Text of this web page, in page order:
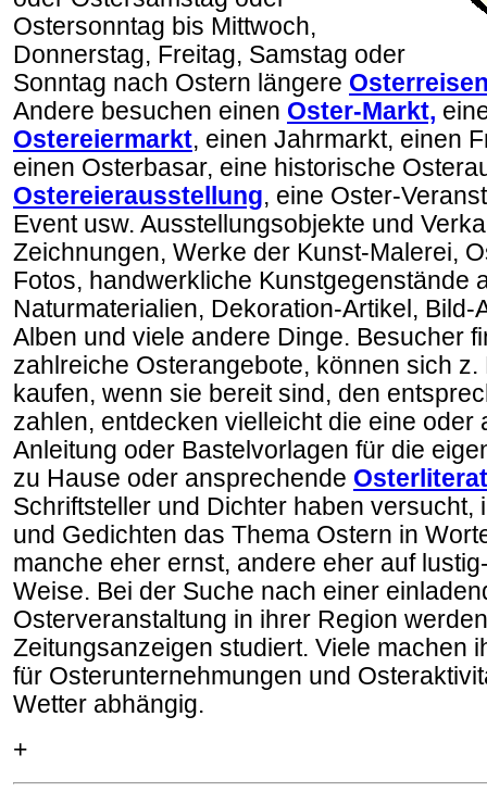
Ostersonntag bis Mittwoch,
Donnerstag, Freitag, Samstag oder
Sonntag nach Ostern längere
Andere besuchen einen Oster-Markt,
Ostereiermarkt, einen Jahrmarkt, einen
einen Osterbasar, eine historische
Ostereierausstellung, eine Oster-
Event usw. Ausstellungsobjekte und
Zeichnungen, Werke der Kunst-Malerei,
Fotos, handwerkliche Kunstgegenstände
Naturmaterialien, Dekoration-Artikel, Bild-
Alben und viele andere Dinge. Besucher
zahlreiche Osterangebote, können sich z.
kaufen, wenn sie bereit sind, den
zahlen, entdecken vielleicht die eine oder
Anleitung oder Bastelvorlagen für die
zu Hause oder ansprechende
Schriftsteller und Dichter haben versucht,
und Gedichten das Thema Ostern in
manche eher ernst, andere eher auf
Weise. Bei der Suche nach einer
Osterveranstaltung in ihrer Region
Zeitungsanzeigen studiert. Viele machen
für Osterunternehmungen und
Wetter abhängig.
+